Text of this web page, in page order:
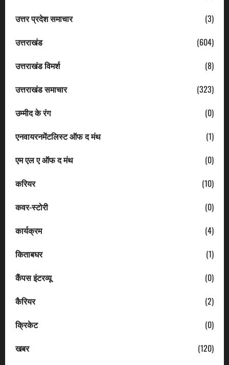
उत्तर प्रदेश समाचार
(3)
उत्तराखंड
(604)
उत्तराखंड विमर्श
(8)
उत्तराखंड समाचार
(323)
उम्मीद के रंग
(0)
एनवायरनमेंटलिस्ट ऑफ द मंथ
(1)
एम एल ए ऑफ द मंथ
(0)
करियर
(10)
कवर-स्टोरी
(0)
कार्यक्रम
(4)
किताबघर
(1)
कैंपस इंटरव्यू
(0)
कैरियर
(2)
क्रिकेट
(0)
खबर
(120)